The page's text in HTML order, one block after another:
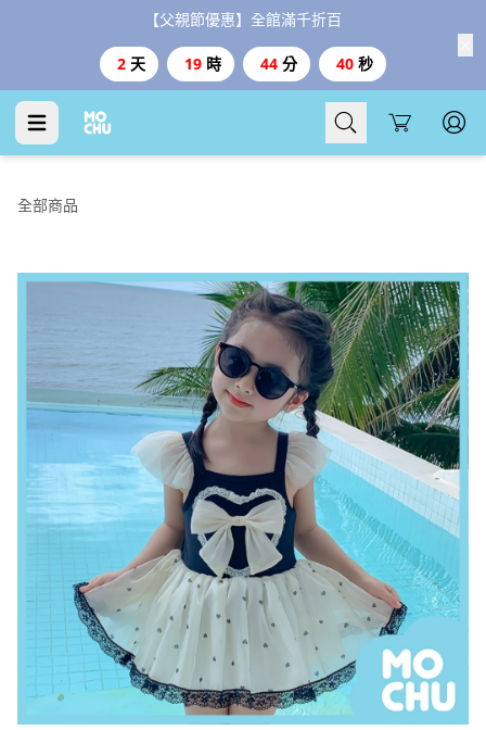
【父親節優惠】全館滿千折百
2 天 19 時 44 分 39 秒
Cart
全部商品